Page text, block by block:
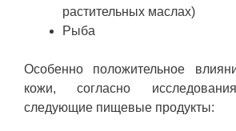
растительных маслах)
Рыба
Особенно положительное
кожи, согласно
следующие пищевые продукты: